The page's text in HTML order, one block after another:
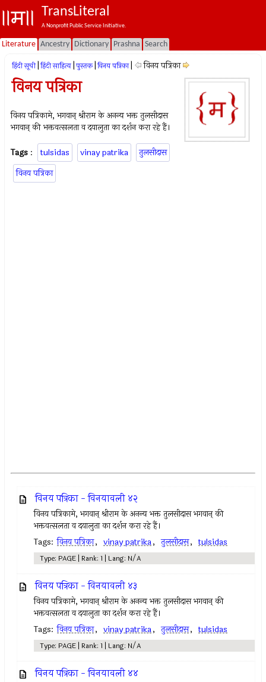
TransLiteral
A Nonprofit Public Service Initiative.
Literature Ancestry Dictionary Prashna Search
हिंदी सूची हिंदी साहित्य पुस्तक विनय पत्रिका विनय पत्रिका
विनय पत्रिका
विनय पत्रिकामे, भगवान् श्रीराम के अनन्य भक्त तुलसीदास
भगवान् की भक्तवत्सलता व दयालुता का दर्शन करा रहे हैं।
Tags : tulsidas vinay patrika
तुलसीदास
विनय पत्रिका
विनय पत्रिका - विनयावली ४२
विनय पत्रिकामे, भगवान् श्रीराम के अनन्य भक्त तुलसीदास भगवान् की
भक्तवत्सलता व दयालुता का दर्शन करा रहे हैं।
Tags: विनय पत्रिका, vinay patrika, तुलसीदास, tulsidas
Type: PAGE | Rank: 1 | Lang: N/A
विनय पत्रिका - विनयावली ४३
विनय पत्रिकामे, भगवान् श्रीराम के अनन्य भक्त तुलसीदास भगवान् की
भक्तवत्सलता व दयालुता का दर्शन करा रहे हैं।
Tags: विनय पत्रिका, vinay patrika, तुलसीदास, tulsidas
Type: PAGE | Rank: 1 | Lang: N/A
विनय पत्रिका - विनयावली ४४